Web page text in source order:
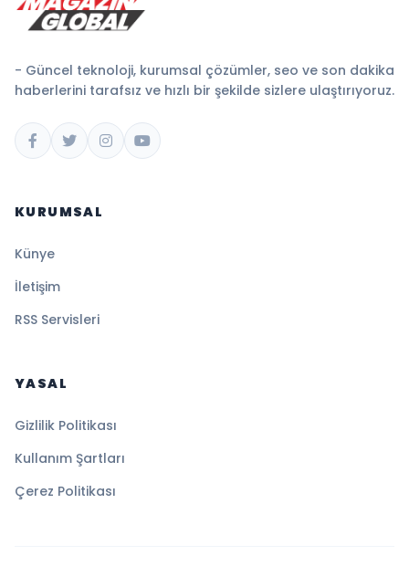
- Güncel teknoloji, kurumsal çözümler, seo ve son dakika
haberlerini tarafsız ve hızlı bir şekilde sizlere ulaştırıyoruz.
KURUMSAL
Künye
İletişim
RSS Servisleri
YASAL
Gizlilik Politikası
Kullanım Şartları
Çerez Politikası